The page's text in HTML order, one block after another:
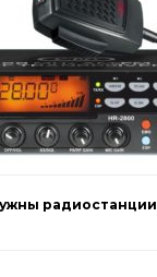
радиостанции